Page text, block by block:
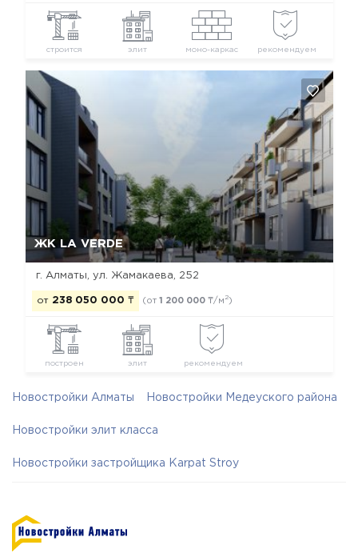
строится элит моно-каркас рекомендуем
ЖК LA VERDE
г. Алматы, ул. Жамакаева, 252
от 238 050 000 ₸ (от 1 200 000 ₸/м 2)
построен элит рекомендуем
Да, удалить Отмена
Новостройки Алматы Новостройки Медеуского района
Новостройки элит класса
Новостройки застройщика Karpat Stroy